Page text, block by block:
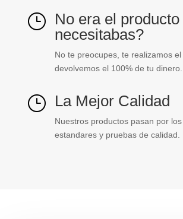
} No era el
necesitabas?
No te preocupes, te realizamos
devolvemos el 100% de tu dinero.
} La Mejor Calidad
Nuestros productos pasan por
estandares y pruebas de calidad.